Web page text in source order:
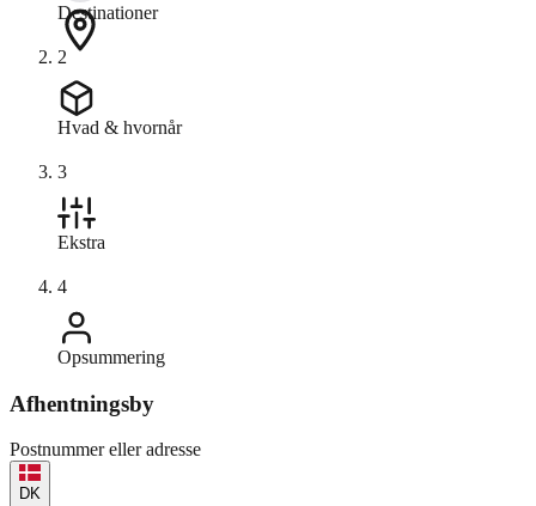
Destinationer
2
Hvad & hvornår
3
Ekstra
4
Opsummering
Afhentningsby
Postnummer eller adresse
DK